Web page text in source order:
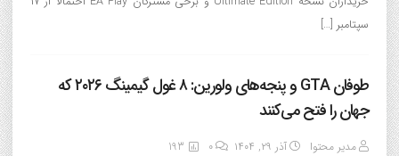
سپتامبر […]
طوفان GTA و پنجه‌های ولورین: ۸ غول گیمینگ ۲۰۲۶ که
جهان را فتح می‌کنند
مدیر محتوا آذر ۲۹, ۱۴۰۴ 0
193